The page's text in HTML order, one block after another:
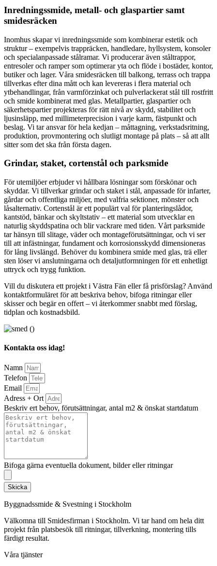
Inredningssmide, metall- och glaspartier samt
smidesräcken
Inomhus skapar vi inredningssmide som kombinerar estetik och
struktur – exempelvis trappräcken, handledare, hyllsystem, konsoler
och specialanpassade stålramar. Vi producerar även ståltrappor,
entresoler och ramper som optimerar yta och flöde i bostäder, kontor,
butiker och lager. Våra smidesräcken till balkong, terrass och trappa
tillverkas efter dina mått och kan levereras i flera material och
ytbehandlingar, från varmförzinkat och pulverlackerat stål till rostfritt
och smide kombinerat med glas. Metallpartier, glaspartier och
säkerhetspartier projekteras för rätt nivå av skydd, stabilitet och
ljusinsläpp, med millimeterprecision i varje karm, fästpunkt och
beslag. Vi tar ansvar för hela kedjan – måttagning, verkstadsritning,
produktion, provmontering och slutligt montage på plats – så att allt
sitter som det ska från första dagen.
Grindar, staket, cortenstål och parksmide
För utemiljöer erbjuder vi hållbara lösningar som förskönar och
skyddar. Vi tillverkar grindar och staket i stål, anpassade för infarter,
gårdar och offentliga miljöer, med valfria sektioner, mönster och
låsalternativ. Cortenstål är ett populärt val för planteringslådor,
kantstöd, bänkar och skyltstativ – ett material som utvecklar en
naturlig skyddspatina och blir vackrare med tiden. Vårt parksmide
tar hänsyn till slitage, väder och montageförutsättningar, och vi ser
till att infästningar, fundament och korrosionsskydd dimensioneras
för lång livslängd. Behöver du kombinera smide med glas, trä eller
sten löser vi anslutningarna och detaljutformningen för ett enhetligt
uttryck och trygg funktion.
Vill du diskutera ett projekt i Västra Fän eller få prisförslag? Använd
kontaktformuläret för att beskriva behov, bifoga ritningar eller
skisser och begär en offert – vi återkommer snabbt med förslag,
tidplan och kostnadsbild.
Kontakta oss idag!
Namn
Telefon
Email
Adress + Ort
Beskriv ert behov, förutsättningar, antal m2 & önskat startdatum
Bifoga gärna eventuella dokument, bilder eller ritningar
Skicka
Byggnadssmide & Svestning i Stockholm
Välkomna till Smidesfirman i Stockholm. Vi tar hand om hela ditt
projekt från platsbesök till ritningar, tillverkning, montering tills
färdigt resultat.
Våra tjänster